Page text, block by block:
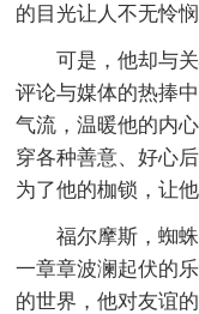
的目光让人不无怜悯
可是，他却与
评论与媒体的热捧
气流，温暖他的内
穿各种善意、好心
为了他的枷锁，让
福尔摩斯，蜘
一章章波澜起伏的
的世界，他对友谊